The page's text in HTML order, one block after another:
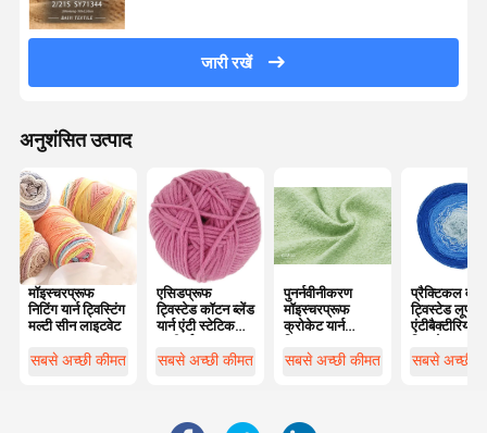
जारी रखें
अनुशंसित उत्पाद
मॉइस्चरप्रूफ
निटिंग यार्न ट्विस्टिंग
मल्टी सीन लाइटवेट
सबसे अच्छी कीमत
एसिडप्रूफ
ट्विस्टेड कॉटन ब्लेंड
यार्न एंटी स्टेटिक
सबसे अच्छी कीमत
पुनर्नवीनीकरण
मॉइस्चरप्रूफ
क्रोकेट यार्न
एनएम एंटी पिलिंग
सबसे अच्छी कीमत
प्रैक्टिकल
ट्विस्टेड लूप
एंटीबैक्टीरियल
सबसे अच्छी